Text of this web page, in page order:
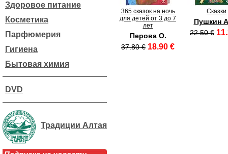
Здоровое питание
Косметика
Парфюмерия
Гигиена
Бытовая химия
DVD
Традиции Алтая
365 сказок на ночь
для детей от 3 до 7
лет
Перова О.
37.80 € 18.90 €
Сказки
Пушкин
22.50 €